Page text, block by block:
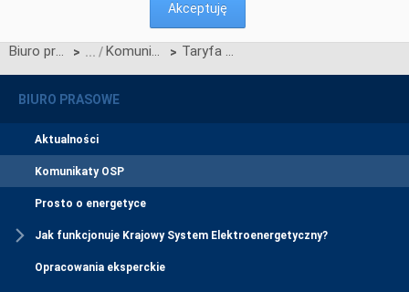
Akceptuję
Biuro prasowe > Komunikaty OSP > Taryfa wieloletnia PSE Operator zaakceptowana przez URE
BIURO PRASOWE
Aktualności
Komunikaty OSP
Prosto o energetyce
Jak funkcjonuje Krajowy System Elektroenergetyczny?
Opracowania eksperckie